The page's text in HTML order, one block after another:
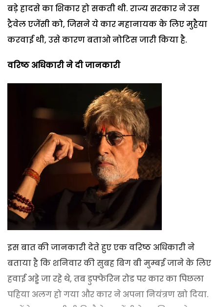
बड़े हादसे का शिकार हो सकती थी. राज्य सरकार ने उस
ट्रैवेल एजेंसी को, जिसने ये कार महानायक के लिए मुहैया
करवाई थी, उसे कारण बताओ नोटिस जारी किया है.
वरिष्ठ अधिकारी ने दी जानकारी
इस बात की जानकारी देते हुए एक वरिष्ठ अधिकारी ने
बताया है कि शनिवार की सुबह बिग बी मुम्बई जाने के लिए
हवाई अड्डे जा रहे थे, तब डुफ्फेरिन रोड पर कार का‌ पिछला
पहिया अलग हो गया और कार ने अपना नियंत्रण खो दिया.